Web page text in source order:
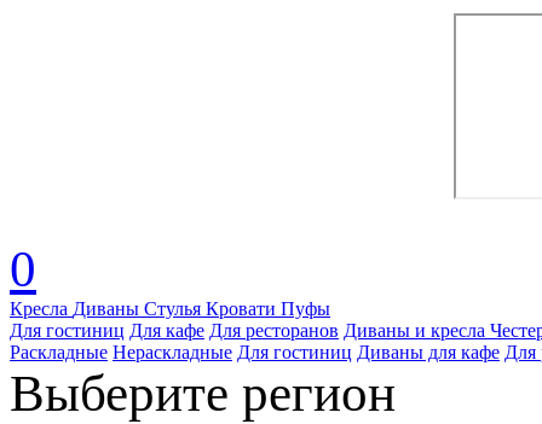
0
Кресла Диваны Стулья Кровати Пуфы
Для гостиниц Для кафе Для ресторанов Диваны и кресла
Раскладные Нераскладные Для гостиниц Диваны для кафе Для
Выберите регион